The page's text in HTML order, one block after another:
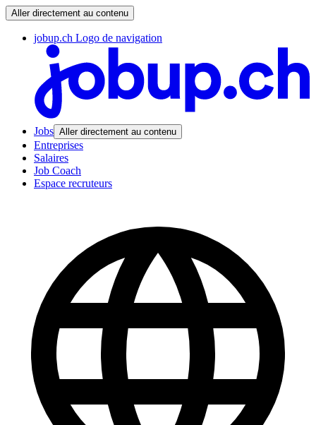
Aller directement au contenu
jobup.ch Logo de navigation
Jobs Aller directement au contenu
Entreprises
Salaires
Job Coach
Espace recruteurs